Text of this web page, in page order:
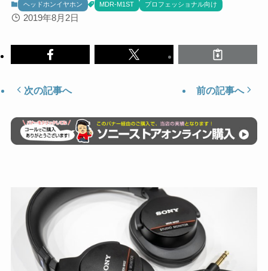
ヘッドホンイヤホン MDR-M1ST プロフェッショナル向け
2019年8月2日
次の記事へ 前の記事へ